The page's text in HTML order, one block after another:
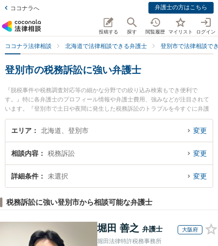
ココナラへ 弁護士の方はこちら
投稿する 探す 閲覧履歴 マイリスト ログイン
ココナラ法律相談 北海道で法律相談できる弁護士 登別市で法律相談で
登別市の税務訴訟に強い弁護士
『脱税事件や税務調査対応等の細かな分野での絞り込み検索もでき便利で
す。』特に各弁護士のプロフィール情報や弁護士費用、強みなどが注目されて
います。『登別市で土日や夜間に発生した税務訴訟のトラブルを今すぐに弁護
士に相談したい』『税務訴訟のトラブル解決の実績豊富な近くの弁護士を検索
したい』『初回相談無料で税務訴訟を法律相談できる登別市内の弁護士に相談
エリア 北海道、登別市 変更
相談内容 税務訴訟 変更
詳細条件 未選択 変更
税務訴訟に強い登別市から相談可能な弁護士
堀田 善之 弁護士 大阪府
堀田法律特許税務事務所